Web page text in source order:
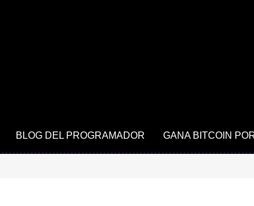
BLOG DEL PROGRAMADOR GANA BITCOIN